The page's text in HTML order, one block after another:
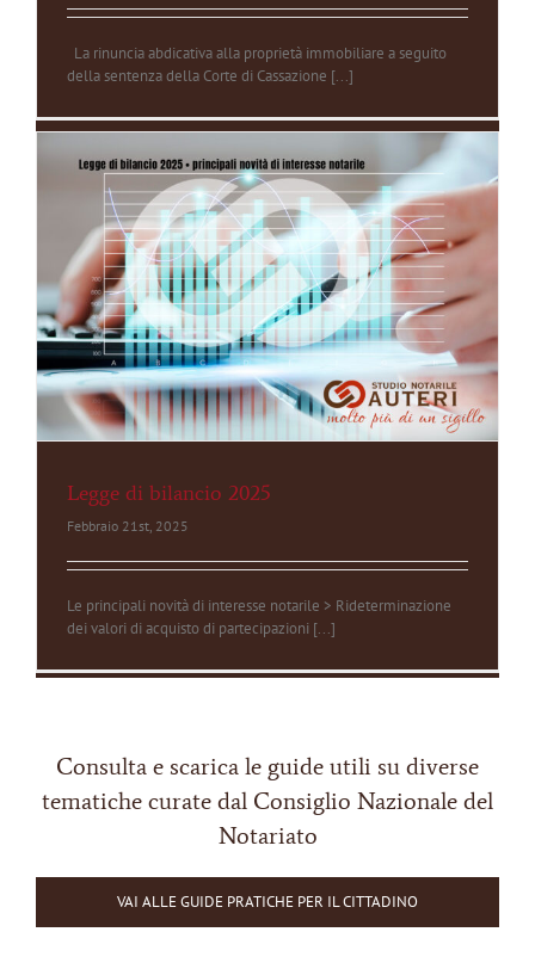
La rinuncia abdicativa alla proprietà immobiliare a seguito
della sentenza della Corte di Cassazione [...]
Legge di bilancio 2025
Febbraio 21st, 2025
Le principali novità di interesse notarile > Rideterminazione
dei valori di acquisto di partecipazioni [...]
Consulta e scarica le guide utili su diverse
tematiche curate dal Consiglio Nazionale del
Notariato
VAI ALLE GUIDE PRATICHE PER IL CITTADINO